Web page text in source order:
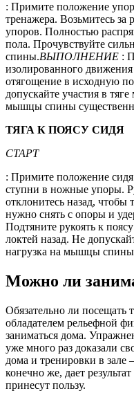
: Примите положение
тренажера. Возьмитесь за
упоров. Полностью
пола. Прочувствуйте
спины.ВЫПОЛНЕНИЕ :
изолированного движения
отягощение в исходную
допускайте участия в
мышцы спины
ТЯГА К ПОЯСУ СИДЯ
СТАРТ
: Примите положение
ступни в ножные упоры.
отклонитесь назад, чтобы
нужно снять с опоры и
Подтяните рукоять к
локтей назад. Не
нагрузка на мышцы спины
Можно ли
Обязательно ли посещать
обладателем рельефной
заниматься дома.
уже много раз доказали
дома и тренировки в зале
конечно же, дает
принесут пользу.